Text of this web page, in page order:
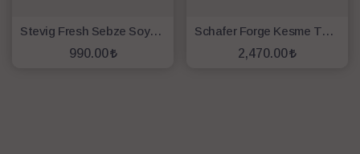
Stevig Fresh Sebze Soyacak Ve Bıçak Seti 4 Parça Siyah
990.00
Schafer Forge Kesme Tahtalı Bıçak Seti 10 Parça-Siyah
2,470.00